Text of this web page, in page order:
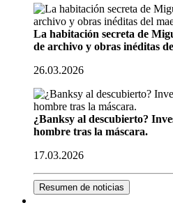
La habitación secreta de
de archivo y obras inéditas
26.03.2026
¿Banksy al descubierto?
hombre tras la máscara.
17.03.2026
Resumen de noticias